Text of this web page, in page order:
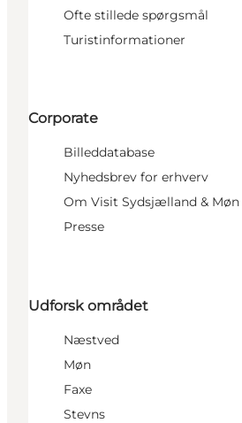
Ofte stillede spørgsmål
Turistinformationer
Corporate
Billeddatabase
Nyhedsbrev for erhverv
Om Visit Sydsjælland & Møn
Presse
Udforsk området
Næstved
Møn
Faxe
Stevns